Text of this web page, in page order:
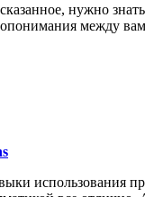
нужно
между
использования